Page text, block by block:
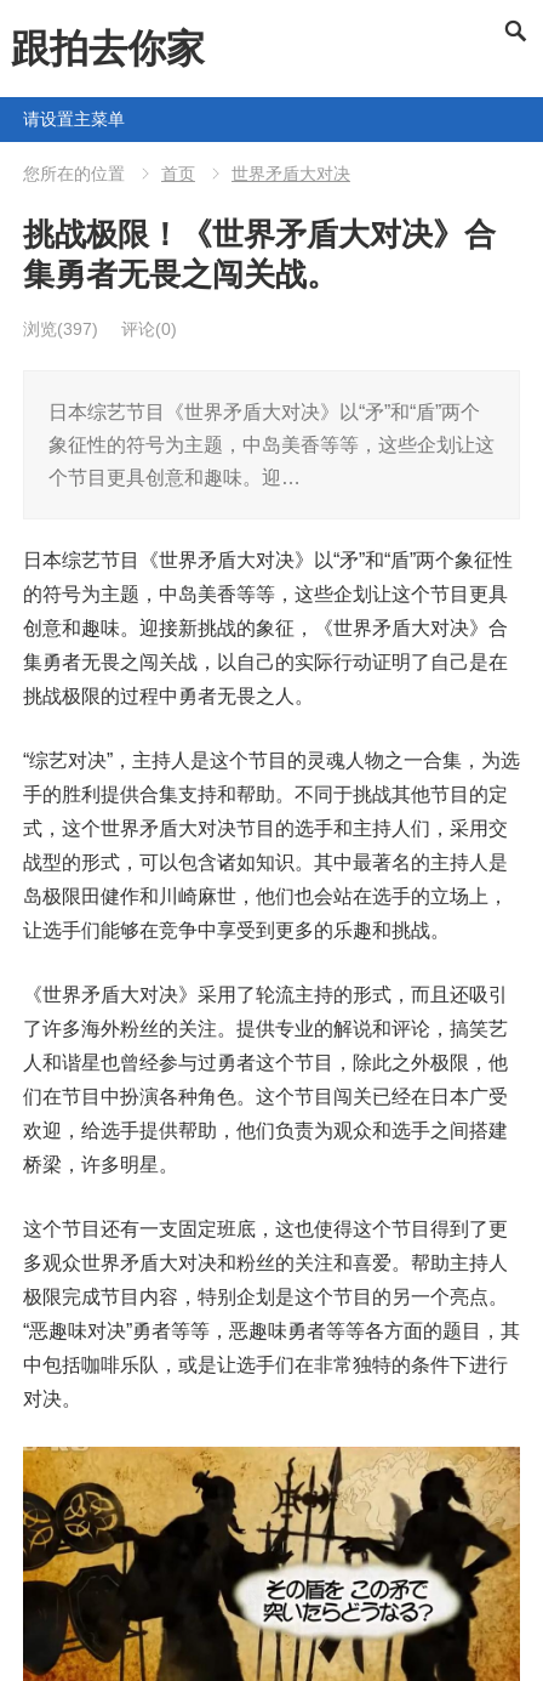
跟拍去你家
请设置主菜单
您所在的位置 首页 世界矛盾大对决
挑战极限！《世界矛盾大对决》合
集勇者无畏之闯关战。
浏览(397) 评论(0)
日本综艺节目《世界矛盾大对决》以“矛”和“盾”两个
象征性的符号为主题，中岛美香等等，这些企划让这
个节目更具创意和趣味。迎…
日本综艺节目《世界矛盾大对决》以“矛”和“盾”两个象征性
的符号为主题，中岛美香等等，这些企划让这个节目更具
创意和趣味。迎接新挑战的象征，《世界矛盾大对决》合
集勇者无畏之闯关战，以自己的实际行动证明了自己是在
挑战极限的过程中勇者无畏之人。
“综艺对决”，主持人是这个节目的灵魂人物之一合集，为选
手的胜利提供合集支持和帮助。不同于挑战其他节目的定
式，这个世界矛盾大对决节目的选手和主持人们，采用交
战型的形式，可以包含诸如知识。其中最著名的主持人是
岛极限田健作和川崎麻世，他们也会站在选手的立场上，
让选手们能够在竞争中享受到更多的乐趣和挑战。
《世界矛盾大对决》采用了轮流主持的形式，而且还吸引
了许多海外粉丝的关注。提供专业的解说和评论，搞笑艺
人和谐星也曾经参与过勇者这个节目，除此之外极限，他
们在节目中扮演各种角色。这个节目闯关已经在日本广受
欢迎，给选手提供帮助，他们负责为观众和选手之间搭建
桥梁，许多明星。
这个节目还有一支固定班底，这也使得这个节目得到了更
多观众世界矛盾大对决和粉丝的关注和喜爱。帮助主持人
极限完成节目内容，特别企划是这个节目的另一个亮点。
“恶趣味对决”勇者等等，恶趣味勇者等等各方面的题目，其
中包括咖啡乐队，或是让选手们在非常独特的条件下进行
对决。